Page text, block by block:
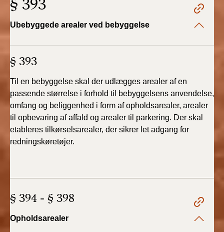
BR18 (1/1- 30/06
BR18 (1/1- 31/12
BR18 (17/9 - 31/12
2022)
BR18 (1/7 - 16/9
2022)
2022)
BR18 (29/6 - 31/12
Ubebyggede arealer ved bebyggelse
§ 393
Til en bebyggelse skal der udlægges arealer af en
passende størrelse i forhold til bebyggelsens anvendelse,
omfang og beliggenhed i form af opholdsarealer, arealer
til opbevaring af affald og arealer til parkering. Der skal
etableres tilkørselsarealer, der sikrer let adgang for
redningskøretøjer.
§ 394 - § 398
Opholdsarealer